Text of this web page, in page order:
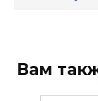
Вам